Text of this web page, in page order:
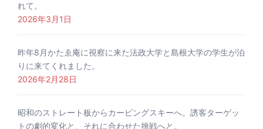
れて。
2026年3月1日
昨年8月かたゑ庵に視察に来た法政大学と島根大学の学生が泊
りに来てくれました。
2026年2月28日
昭和のストレート板からカービングスキーへ。誘客ターゲッ
トの劇的変化と、それに合わせた挑戦へと。